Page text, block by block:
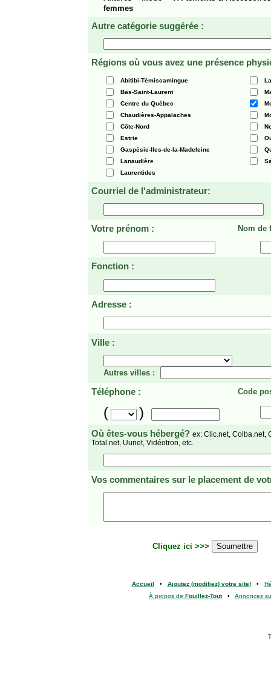
femmes
Autre catégorie suggérée :
Régions où vous avez une présence
Abitibi-Témiscamingue
Bas-Saint-Laurent
Centre du Québec
Chaudières-Appalaches
Côte-Nord
Estrie
Gaspésie-Iles-de-la-Madeleine
Lanaudière
Laurentides
Courriel de l'administrateur:
Votre prénom : Nom de
Fonction :
Adresse :
Ville :
Autres villes :
Téléphone : Code
( )
Où êtes-vous hébergé? ex: Clic.net, Colba.net,
Total.net, Uunet, Vidéotron, etc.
Vos commentaires sur le placement de
Cliquez ici >>>
Accueil • Ajoutez (modifiez) votre site!•
À propos de Fouillez-Tout• Annoncez